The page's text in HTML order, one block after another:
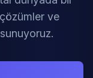
ve